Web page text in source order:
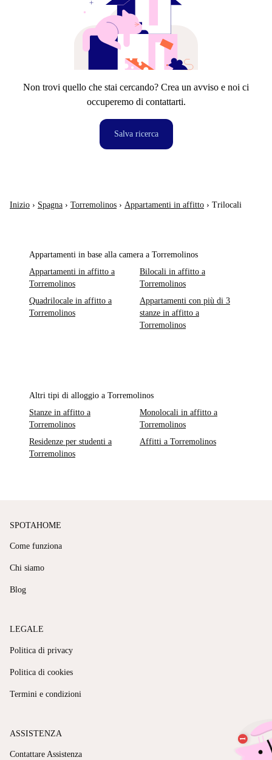
Non trovi quello che stai cercando? Crea un avviso e noi ci
occuperemo di contattarti.
Salva ricerca
Inizio › Spagna › Torremolinos › Appartamenti in affitto › Trilocali
Appartamenti in base alla camera a Torremolinos
Appartamenti in affitto a
Torremolinos
Bilocali in affitto a
Torremolinos
Quadrilocale in affitto a
Torremolinos
Appartamenti con più di 3
stanze in affitto a
Torremolinos
Altri tipi di alloggio a Torremolinos
Stanze in affitto a
Torremolinos
Monolocali in affitto a
Torremolinos
Residenze per studenti a
Torremolinos
Affitti a Torremolinos
SPOTAHOME
Come funziona
Chi siamo
Blog
LEGALE
Politica di privacy
Politica di cookies
Termini e condizioni
ASSISTENZA
Contattare Assistenza